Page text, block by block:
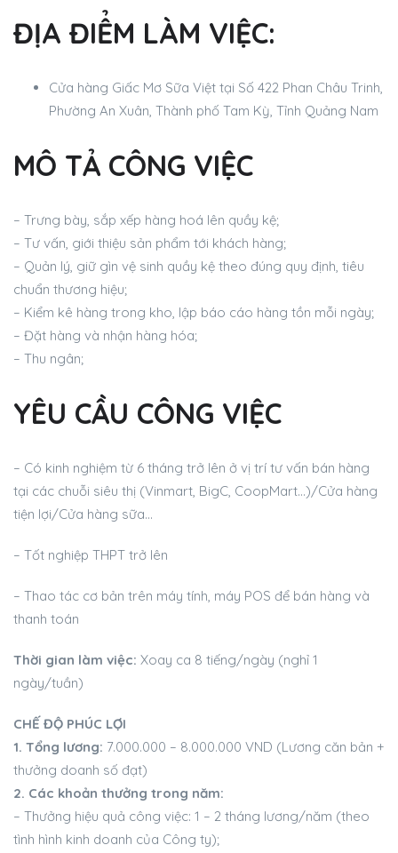
ĐỊA ĐIỂM LÀM VIỆC:
Cửa hàng Giấc Mơ Sữa Việt tại Số 422 Phan Châu Trinh,
Phường An Xuân, Thành phố Tam Kỳ, Tỉnh Quảng Nam
MÔ TẢ CÔNG VIỆC
– Trưng bày, sắp xếp hàng hoá lên quầy kệ;
– Tư vấn, giới thiệu sản phẩm tới khách hàng;
– Quản lý, giữ gìn vệ sinh quầy kệ theo đúng quy định, tiêu
chuẩn thương hiệu;
– Kiểm kê hàng trong kho, lập báo cáo hàng tồn mỗi ngày;
– Đặt hàng và nhận hàng hóa;
– Thu ngân;
YÊU CẦU CÔNG VIỆC
– Có kinh nghiệm từ 6 tháng trở lên ở vị trí tư vấn bán hàng
tại các chuỗi siêu thị (Vinmart, BigC, CoopMart…)/Cửa hàng
tiện lợi/Cửa hàng sữa…
– Tốt nghiệp THPT trở lên
– Thao tác cơ bản trên máy tính, máy POS để bán hàng và
thanh toán
Thời gian làm việc: Xoay ca 8 tiếng/ngày (nghỉ 1
ngày/tuần)
CHẾ ĐỘ PHÚC LỢI
1. Tổng lương: 7.000.000 – 8.000.000 VND (Lương căn bản +
thưởng doanh số đạt)
2. Các khoản thưởng trong năm:
– Thưởng hiệu quả công việc: 1 – 2 tháng lương/năm (theo
tình hình kinh doanh của Công ty);